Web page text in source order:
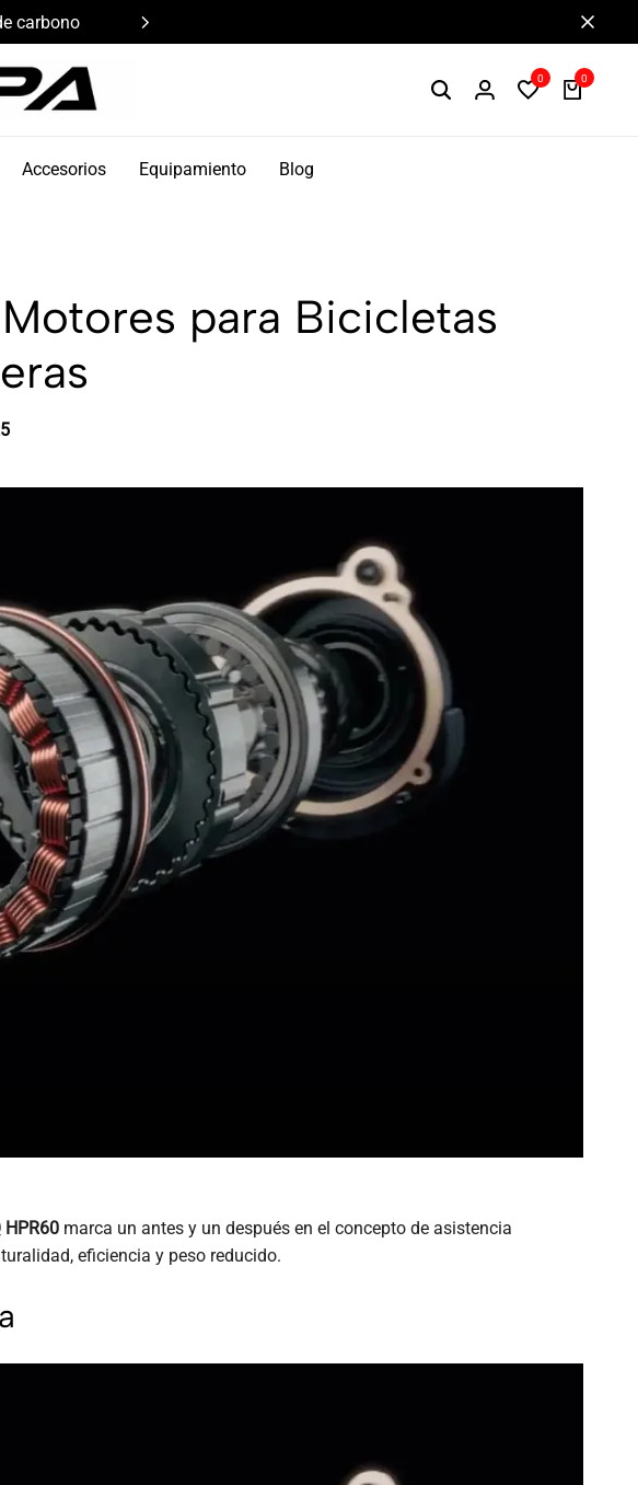
carbono Componentes de alto rendimiento y bikepacking
0 0
Accesorios Equipamiento Blog
para Bicicletas
HPR60 marca un antes y un después en el concepto de asistencia
eficiencia y peso reducido.